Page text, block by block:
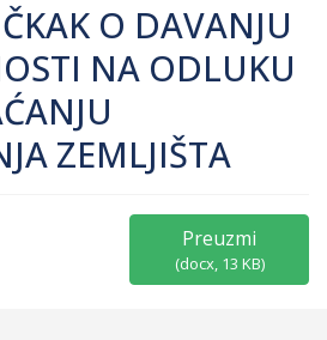
O DAVANJU
NA ODLUKU
ZEMLJIŠTA
Preuzmi
(docx, 13 KB)